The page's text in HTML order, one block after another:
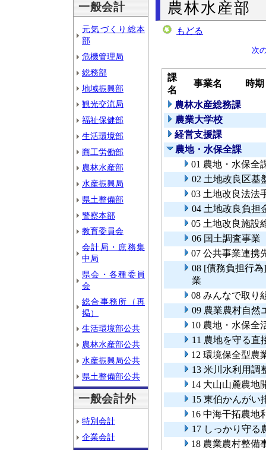
一般会計
元気づくり総本
部
危機管理局
総務部
地域振興部
観光交流局
福祉保健部
生活環境部
商工労働部
農林水産部
水産振興局
県土整備部
警察本部
教育委員会
会計局・庶務集
中局
県会・各種委員
会
総合事務所（再
掲）
生活環境部公共
農林水産部公共
水産振興局公共
県土整備部公共
一般会計外
特別会計
企業会計
農林水産部
もどる
次
課
名
事業名 時期
農林水産総務課
農業大学校
経営支援課
農地・水保全課
01 農地・水保全
02 土地改良区基
03 土地改良法法
04 土地改良負担
05 土地改良施設
06 国土調査事業
07 公共事業連携
08 [債務負担行
業
08 みんなで取り
09 農業農村自然
10 農地・水保全
11 農地を守る直
12 環境保全型農
13 米川水利用調
14 大山山麓農地
15 東伯かんがい
16 中海干拓農地
17 しっかり守る
18 農業農村整備